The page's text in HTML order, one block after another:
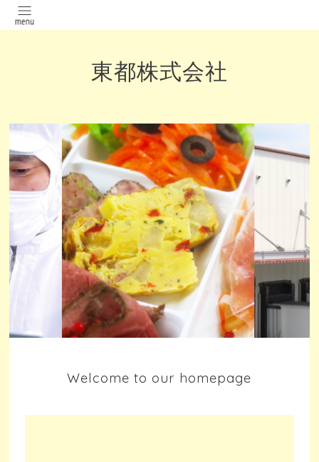
東都株式会社
Welcome to our homepage